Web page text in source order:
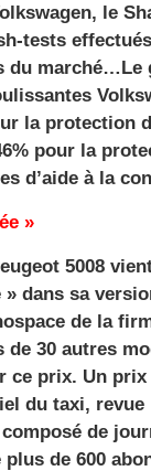
le
tests
du marché…Le
la protection
pour la
d’aide à la
»
5008
» dans sa
de la
30 autres
ce prix. Un
du taxi,
de
de 600